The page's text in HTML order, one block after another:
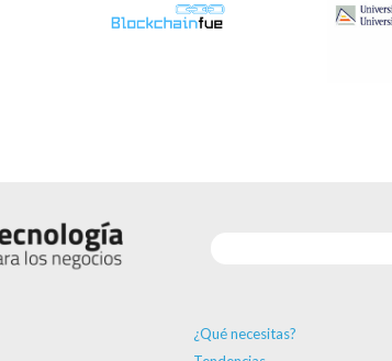
¿Qué necesitas?